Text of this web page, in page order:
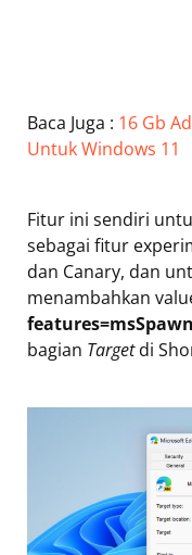
Baca Juga : 16 Gb
Untuk Windows 11
Fitur ini sendiri
sebagai fitur
dan Canary, dan
menambahkan
bagian Targetdi